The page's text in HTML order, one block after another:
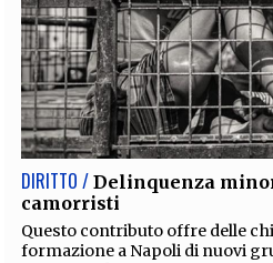
DIRITTO / Delinquenza
camorristi
Questo contributo offre delle
formazione a Napoli di nuovi